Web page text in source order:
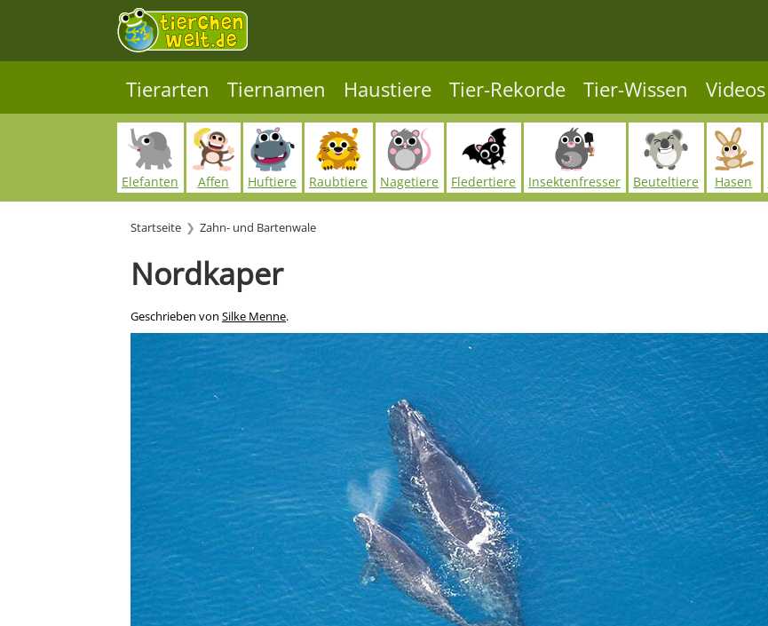
Tierarten Tiernamen Haustiere Tier-Rekorde Tier-Wissen Videos
Elefanten Affen Huftiere Raubtiere Nagetiere Fledertiere Insektenfresser Beuteltiere Hasen
Startseite Zahn- und Bartenwale
Nordkaper
Geschrieben von Silke Menne.